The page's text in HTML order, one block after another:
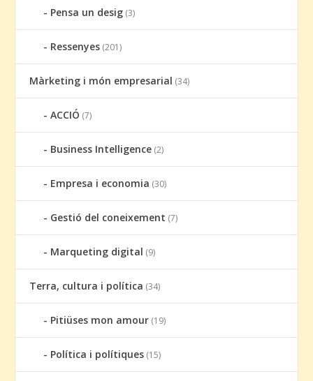
Pensa un desig (3)
Ressenyes (201)
Màrketing i món empresarial (34)
ACCIÓ (7)
Business Intelligence (2)
Empresa i economia (30)
Gestió del coneixement (7)
Marqueting digital (9)
Terra, cultura i política (34)
Pitiüses mon amour (19)
Política i polítiques (15)